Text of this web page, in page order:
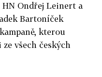
HN Ondřej Leinert a
Bartoníček
kterou
všech českých